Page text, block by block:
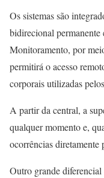
Os sistemas são
bidirecional permanente
Monitoramento, por
permitirá o acesso
corporais utilizadas
A partir da central, a
qualquer momento e,
ocorrências diretamente
Outro grande diferencial